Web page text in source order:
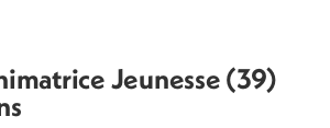
Jeunesse (39)